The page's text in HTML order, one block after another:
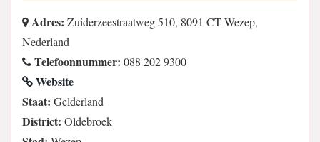
Adres: Zuiderzeestraatweg 510, 8091 CT Wezep,
Nederland
Telefoonnummer: 088 202 9300
Website
Staat: Gelderland
District: Oldebroek